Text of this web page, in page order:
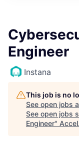
Engineer
Instana
This job is no
See open jobs
See open jobs
Engineer" Accel.